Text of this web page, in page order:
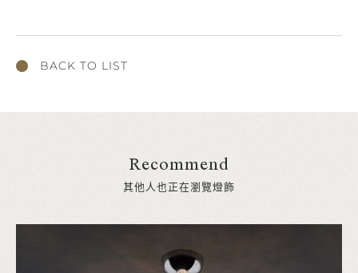
BACK TO LIST
Recommend
其他人也正在瀏覽燈飾